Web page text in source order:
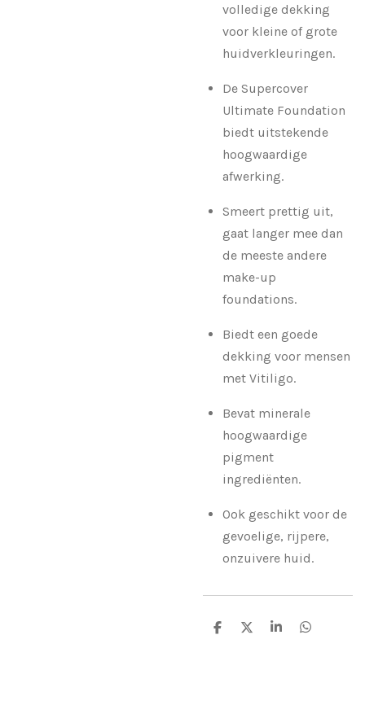
volledige dekking
voor kleine of grote
huidverkleuringen.
De Supercover
Ultimate Foundation
biedt uitstekende
hoogwaardige
afwerking.
Smeert prettig uit,
gaat langer mee dan
de meeste andere
make-up
foundations.
Biedt een goede
dekking voor mensen
met Vitiligo.
Bevat minerale
hoogwaardige
pigment
ingrediënten.
Ook geschikt voor de
gevoelige, rijpere,
onzuivere huid.
D
D
S
D